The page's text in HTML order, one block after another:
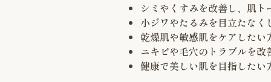
シミやくすみを改善し、肌
小ジワやたるみを目立たなく
乾燥肌や敏感肌をケアしたい
ニキビや毛穴のトラブルを改
健康で美しい肌を目指したい